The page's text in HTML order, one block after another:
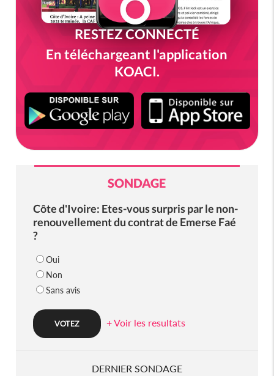
RESTEZ CONNECTÉ
En téléchargeant l'application
KOACI.
SONDAGE
Côte d'Ivoire: Etes-vous surpris par le non-
renouvellement du contrat de Emerse Faé
?
Oui
Non
Sans avis
+ Voir les resultats
DERNIER SONDAGE